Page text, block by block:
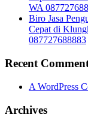
WA
Biro Jasa
Cepat di
087727688883
Recent
A WordPress
Archives